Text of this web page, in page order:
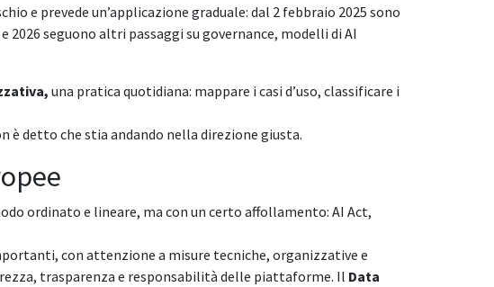
e prevede un’applicazione graduale: dal 2 febbraio 2025 sono
seguono altri passaggi su governance, modelli di AI
una pratica quotidiana: mappare i casi d’uso, classificare i
è detto che stia andando nella direzione giusta.
ordinato e lineare, ma con un certo affollamento: AI Act,
con attenzione a misure tecniche, organizzative e
trasparenza e responsabilità delle piattaforme. Il Data